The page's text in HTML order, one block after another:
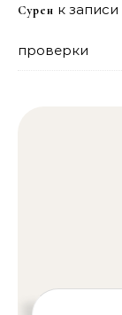
Сурен к записи
проверки